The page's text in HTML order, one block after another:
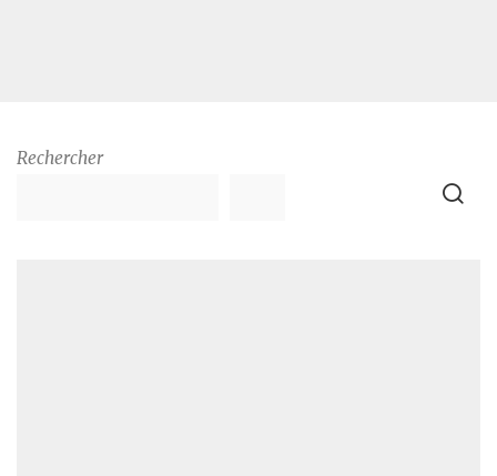
Rechercher